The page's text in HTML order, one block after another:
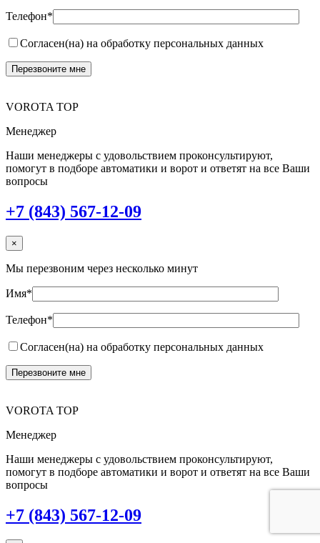
Телефон*
Согласен(на) на обработку персональных данных
VOROTA TOP
Менеджер
Наши менеджеры с удовольствием проконсультируют,
помогут в подборе автоматики и ворот и ответят на все Ваши
вопросы
+7 (843) 567-12-09
×
Мы перезвоним через несколько минут
Имя*
Телефон*
Согласен(на) на обработку персональных данных
VOROTA TOP
Менеджер
Наши менеджеры с удовольствием проконсультируют,
помогут в подборе автоматики и ворот и ответят на все Ваши
вопросы
+7 (843) 567-12-09